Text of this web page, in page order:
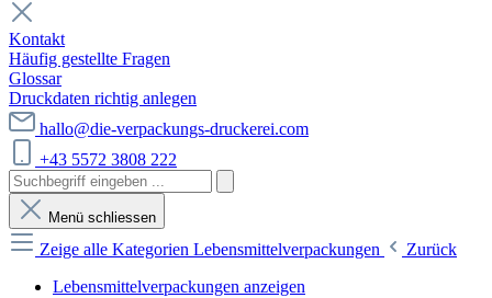
Kontakt
Häufig gestellte Fragen
Glossar
Druckdaten richtig anlegen
hallo@die-verpackungs-druckerei.com
+43 5572 3808 222
Menü schliessen
Zeige alle Kategorien Lebensmittelverpackungen
Zurück
Lebensmittelverpackungen anzeigen